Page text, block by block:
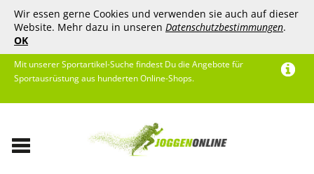
Wir essen gerne Cookies und verwenden sie auch auf dieser
Website. Mehr dazu in unseren Datenschutzbestimmungen.
OK
Mit unserer Sportartikel-Suche findest Du die Angebote für
Sportausrüstung aus hunderten Online-Shops.